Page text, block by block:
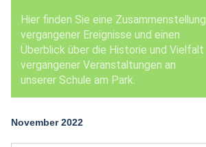
Hier finden Sie eine Zusammenstellung
vergangener Ereignisse und einen
Überblick über die Historie und Vielfalt
vergangener Veranstaltungen an
unserer Schule am Park.
November 2022